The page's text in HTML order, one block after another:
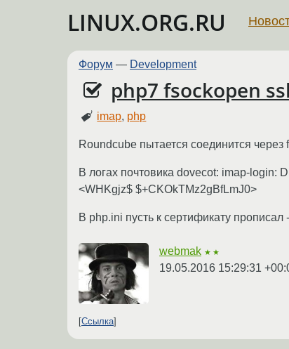
LINUX.ORG.RU
Форум — Development
php7 fsockopen
imap, php
Roundcube пытается соединится
В логах почтовика dovecot: imap-login:
<WHKgjz$ $+CKOkTMz2gBfLmJ0>
В php.ini пусть к сертификату
webmak ★★
19.05.2016 15:29:31
Ссылка